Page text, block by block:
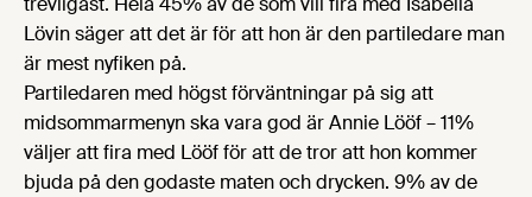
Lövin säger att det är för att hon är den partiledare man
är mest nyfiken på.
Partiledaren med högst förväntningar på sig att
midsommarmenyn ska vara god är Annie Lööf – 11%
väljer att fira med Lööf för att de tror att hon kommer
bjuda på den godaste maten och drycken. 9% av de